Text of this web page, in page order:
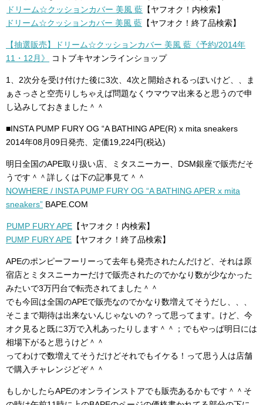
ドリーム☆クッションカバー 美風 藍 【ヤフオク！内検索】
ドリーム☆クッションカバー 美風 藍 【ヤフオク！終了品検索】
【抽選販売】ドリーム☆クッションカバー 美風 藍《予約/2014年
11・12月》
コトブキヤオンラインショップ
1、2次分を受け付けた後に3次、4次と開始されるっぽいけど、、ま
ぁさっさと空売りしちゃえば問題なくウマウマ出来ると思うので申
し込みしておきました＾＾
■INSTA PUMP FURY OG “A BATHING APE(R) x mita sneakers
2014年08月09日発売、定価19,224円(税込)
明日全国のAPE取り扱い店、ミタスニーカー、DSM銀座で販売だそ
うです＾＾詳しくは下の記事見て＾＾
NOWHERE / INSTA PUMP FURY OG “A BATHING APER x mita
sneakers” BAPE.COM
PUMP FURY APE 【ヤフオク！内検索】
PUMP FURY APE 【ヤフオク！終了品検索】
APEのポンピーフーリーって去年も発売されたんだけど、それは原
宿店とミタスニーカーだけで販売されたのでかなり数が少なかった
みたいで3万円台で転売されてました＾＾
でも今回は全国のAPEで販売なのでかなり数増えてそうだし、、、
そこまで期待は出来ないんじゃないの？って思ってます。けど、今
オク見ると既に3万で入札あったりします＾＾；でもやっぱ明日には
相場下がると思うけど＾＾
ってわけで数増えてそうだけどそれでもイケる！って思う人は店舗
で購入チャレンジどぞ＾＾
もしかしたらAPEのオンラインストアでも販売あるかもです＾＾そ